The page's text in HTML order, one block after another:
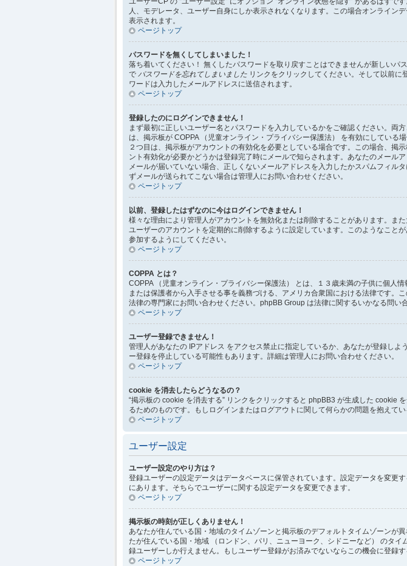
人、モデレータ、ユーザー自身にしか表示されなくなります。この場合オンライン
表示されます。
ページトップ
パスワードを無くしてしまいました！
落ち着いてください！ 無くしたパスワードを取り戻すことはできませんが新しい
で パスワードを忘れてしまいました リンクをクリックしてください。そして以前
ワードは入力したメールアドレスに送信されます。
ページトップ
登録したのにログインできません！
まず最初に正しいユーザー名とパスワードを入力しているかをご確認ください。両
は、掲示板が COPPA （児童オンライン・プライバシー保護法） を有効にしている
２つ目は、掲示板がアカウントの有効化を必要としている場合です。この場合、掲
ント有効化が必要かどうかは登録完了時にメールで知らされます。あなたのメール
メールが届いていない場合、正しくないメールアドレスを入力したかスパムフィル
ずメールが送られてこない場合は管理人にお問い合わせください。
ページトップ
以前、登録したはずなのに今はログインできません！
様々な理由により管理人がアカウントを無効化または削除することがあります。ま
ユーザーのアカウントを定期的に削除するように設定しています。このようなこと
参加するようにしてください。
ページトップ
COPPA とは？
COPPA （児童オンライン・プライバシー保護法） とは、１３歳未満の子供に個人
または保護者から入手させる事を義務づける、アメリカ合衆国における法律です。
法律の専門家にお問い合わせください。phpBB Group は法律に関するいかなる問い
ページトップ
ユーザー登録できません！
管理人があなたの IPアドレス をアクセス禁止に指定しているか、あなたが登録し
ー登録を停止している可能性もあります。詳細は管理人にお問い合わせください。
ページトップ
cookie を消去したらどうなるの？
“掲示板の cookie を消去する” リンクをクリックすると phpBB3 が生成した cookie
るためのものです。もしログインまたはログアウトに関して何らかの問題を抱えて
ページトップ
ユーザー設定
ユーザー設定のやり方は？
登録ユーザーの設定データはデータベースに保管されています。設定データを変更
にあります。そちらでユーザーに関する設定データを変更できます。
ページトップ
掲示板の時刻が正しくありません！
あなたが住んでいる国・地域のタイムゾーンと掲示板のデフォルトタイムゾーンが
たが住んでいる国・地域 （ロンドン、パリ、ニューヨーク、シドニーなど） のタ
録ユーザーしか行えません。もしユーザー登録がお済みでないならこの機会に登録す
ページトップ